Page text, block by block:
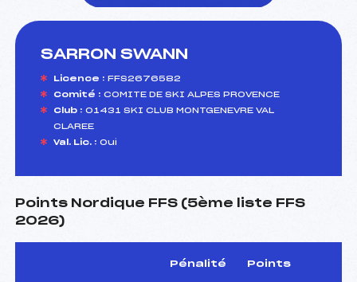
SARRON SWANN
Licence : FFS2676582
Comité : COMITE DE SKI ALPES PROVENCE
Club : 01431 SKI CLUB MONTGENEVRE VAL
CLAREE
Val. Lic. : Oui
Points Nordique FFS (5ème liste FFS
2026)
Pénalité Points